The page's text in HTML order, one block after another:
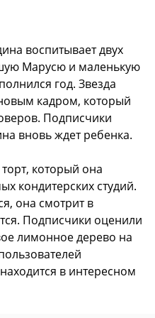
воспитывает двух
Марусю и маленькую
год. Звезда
кадром, который
Подписчики
вновь ждет ребенка.
который она
кондитерских студий.
она смотрит в
Подписчики оценили
лимонное дерево на
в интересном